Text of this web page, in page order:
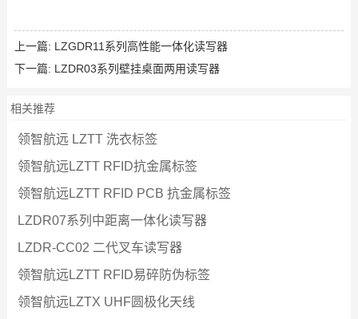
上一篇: LZGDR11系列高性能一体化读写器
下一篇: LZDR03系列壁挂桌面两用读写器
相关推荐
领智航远 LZTT 洗衣标签
领智航远LZTT RFID抗金属标签
领智航远LZTT RFID PCB 抗金属标签
LZDR07系列中距离一体化读写器
LZDR-CC02 二代叉车读写器
领智航远LZTT RFID易碎防伪标签
领智航远LZTX UHF圆极化天线